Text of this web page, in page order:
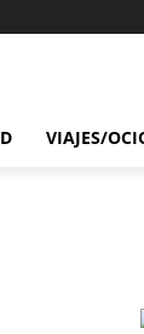
VIAJES/